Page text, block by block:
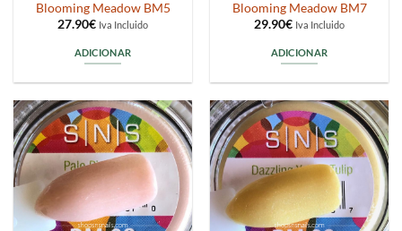
Blooming Meadow BM5
27.90€ Iva Incluido
ADICIONAR
Blooming Meadow BM7
29.90€ Iva Incluido
ADICIONAR